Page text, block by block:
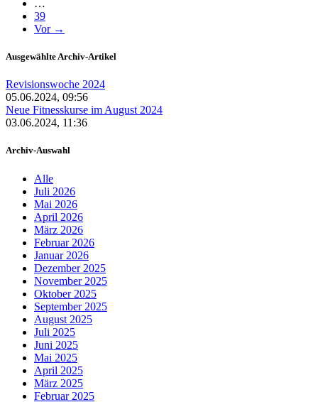
…
39
Vor →
Ausgewählte Archiv-Artikel
Revisionswoche 2024
05.06.2024, 09:56
Neue Fitnesskurse im August 2024
03.06.2024, 11:36
Archiv-Auswahl
Alle
Juli 2026
Mai 2026
April 2026
März 2026
Februar 2026
Januar 2026
Dezember 2025
November 2025
Oktober 2025
September 2025
August 2025
Juli 2025
Juni 2025
Mai 2025
April 2025
März 2025
Februar 2025